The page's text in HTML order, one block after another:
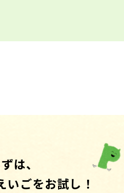
は、
いごをお試し！